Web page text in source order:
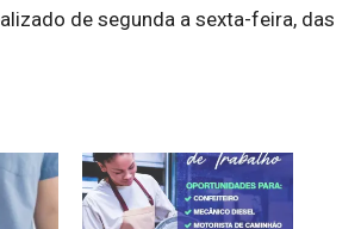
de segunda a sexta-feira, das